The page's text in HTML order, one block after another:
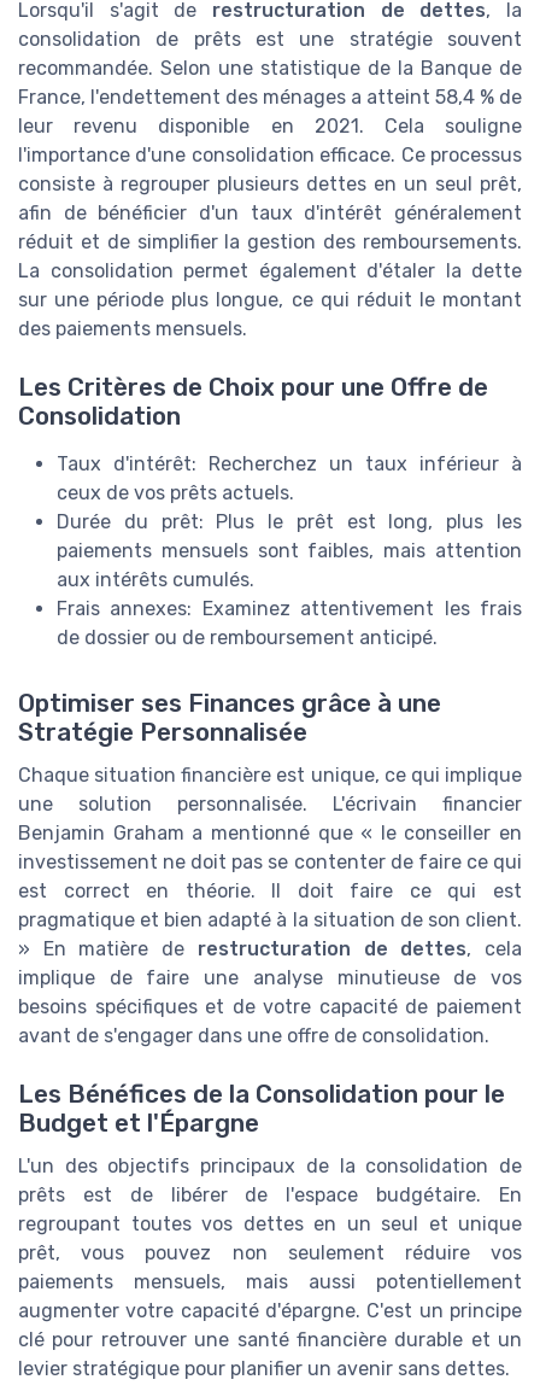
Lorsqu'il s'agit de restructuration de dettes, la
consolidation de prêts est une stratégie souvent
recommandée. Selon une statistique de la Banque de
France, l'endettement des ménages a atteint 58,4 % de
leur revenu disponible en 2021. Cela souligne
l'importance d'une consolidation efficace. Ce processus
consiste à regrouper plusieurs dettes en un seul prêt,
afin de bénéficier d'un taux d'intérêt généralement
réduit et de simplifier la gestion des remboursements.
La consolidation permet également d'étaler la dette
sur une période plus longue, ce qui réduit le montant
des paiements mensuels.
Les Critères de Choix pour une Offre de
Consolidation
Taux d'intérêt: Recherchez un taux inférieur à
ceux de vos prêts actuels.
Durée du prêt: Plus le prêt est long, plus les
paiements mensuels sont faibles, mais attention
aux intérêts cumulés.
Frais annexes: Examinez attentivement les frais
de dossier ou de remboursement anticipé.
Optimiser ses Finances grâce à une
Stratégie Personnalisée
Chaque situation financière est unique, ce qui implique
une solution personnalisée. L'écrivain financier
Benjamin Graham a mentionné que « le conseiller en
investissement ne doit pas se contenter de faire ce qui
est correct en théorie. Il doit faire ce qui est
pragmatique et bien adapté à la situation de son client.
» En matière de restructuration de dettes, cela
implique de faire une analyse minutieuse de vos
besoins spécifiques et de votre capacité de paiement
avant de s'engager dans une offre de consolidation.
Les Bénéfices de la Consolidation pour le
Budget et l'Épargne
L'un des objectifs principaux de la consolidation de
prêts est de libérer de l'espace budgétaire. En
regroupant toutes vos dettes en un seul et unique
prêt, vous pouvez non seulement réduire vos
paiements mensuels, mais aussi potentiellement
augmenter votre capacité d'épargne. C'est un principe
clé pour retrouver une santé financière durable et un
levier stratégique pour planifier un avenir sans dettes.